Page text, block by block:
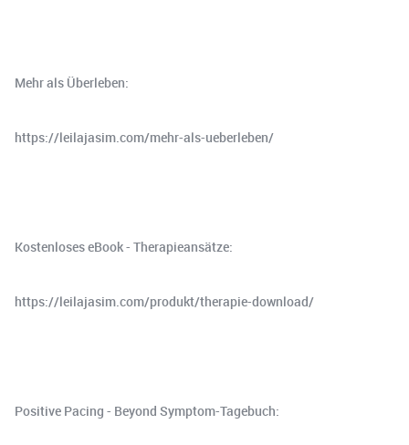
Mehr als Überleben:
⁠https://leilajasim.com/mehr-als-ueberleben/⁠
Kostenloses eBook - Therapieansätze:
⁠https://leilajasim.com/produkt/therapie-download/⁠
Positive Pacing - Beyond Symptom-Tagebuch: